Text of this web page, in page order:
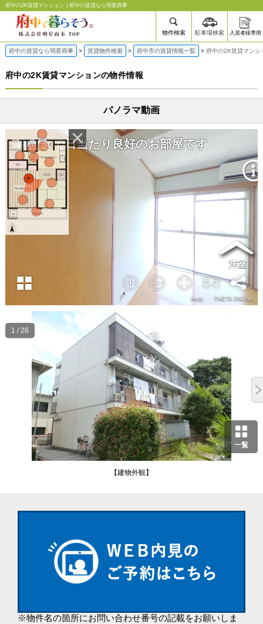
府中の2K賃貸マンション | 府中の賃貸なら明星商事
物件検索 駐車場検索 入居者様専用
府中の賃貸なら明星商事 賃貸物件検索 府中市の賃貸情報一覧 府中の2K賃貸マンシ
府中の2K賃貸マンションの物件情報
パノラマ動画
一覧
【建物外観】
1 / 26
※物件名の箇所にお問い合わせ番号の記載をお願いしま